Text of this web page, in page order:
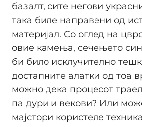
базалт, сите негови
така биле направени од
материјал. Со оглед на
овие камења, сечењето
би било исклучително
достапните алатки од тоа
можно дека процесот
па дури и векови? Или
мајстори користеле